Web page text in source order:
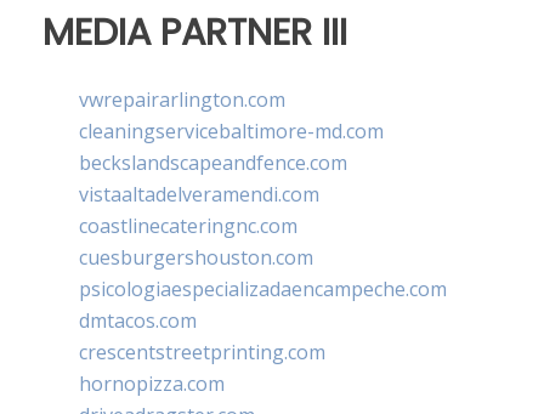
MEDIA PARTNER III
vwrepairarlington.com
cleaningservicebaltimore-md.com
beckslandscapeandfence.com
vistaaltadelveramendi.com
coastlinecateringnc.com
cuesburgershouston.com
psicologiaespecializadaencampeche.com
dmtacos.com
crescentstreetprinting.com
hornopizza.com